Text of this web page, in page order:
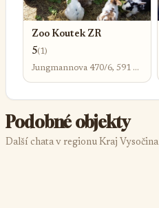
Zoo Koutek ZR
5(1)
Jungmannova 470/6, 591 01
Podobné objekty
Další chata v regionu Kraj Vysočina